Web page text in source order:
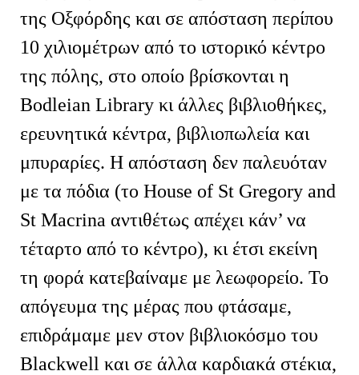
της Οξφόρδης και σε απόσταση περίπου
10 χιλιομέτρων από το ιστορικό κέντρο
της πόλης, στο οποίο βρίσκονται η
Bodleian Library κι άλλες βιβλιοθήκες,
ερευνητικά κέντρα, βιβλιοπωλεία και
μπυραρίες. Η απόσταση δεν παλευόταν
με τα πόδια (το House of St Gregory and
St Macrina αντιθέτως απέχει κάν’ να
τέταρτο από το κέντρο), κι έτσι εκείνη
τη φορά κατεβαίναμε με λεωφορείο. Το
απόγευμα της μέρας που φτάσαμε,
επιδράμαμε μεν στον βιβλιοκόσμο του
Blackwell και σε άλλα καρδιακά στέκια,